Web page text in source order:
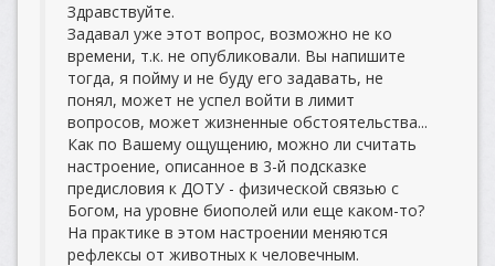
Здравствуйте.
Задавал уже этот вопрос, возможно не ко
времени, т.к. не опубликовали. Вы напишите
тогда, я пойму и не буду его задавать, не
понял, может не успел войти в лимит
вопросов, может жизненные обстоятельства...
Как по Вашему ощущению, можно ли считать
настроение, описанное в 3-й подсказке
предисловия к ДОТУ - физической связью с
Богом, на уровне биополей или еще каком-то?
На практике в этом настроении меняются
рефлексы от животных к человечным.